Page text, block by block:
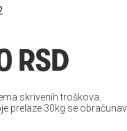
RSD
skrivenih troškova.
prelaze 30kg se